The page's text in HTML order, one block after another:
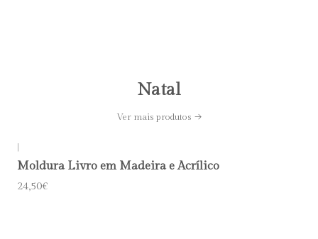
Natal
Ver mais produtos
Moldura Livro em Madeira e Acrílico
24,50€